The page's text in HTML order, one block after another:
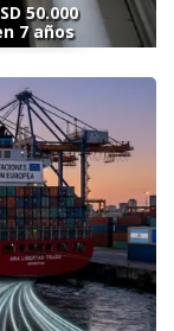
50.000
7 años